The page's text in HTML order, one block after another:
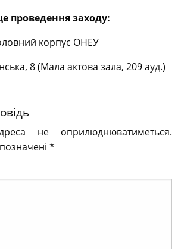
проведення заходу:
корпус ОНЕУ
8 (Мала актова зала, 209 ауд.)
не оприлюднюватиметься.
*